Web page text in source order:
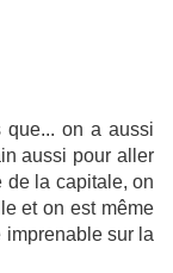
que... on a aussi
aussi pour aller
de la capitale, on
et on est même
imprenable sur la